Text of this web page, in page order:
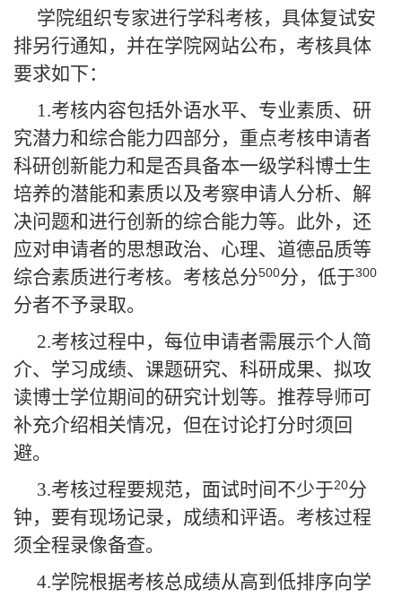
学院组织专家进行学科考核，具体复试安
排另行通知，并在学院网站公布，考核具体
要求如下：
1.考核内容包括外语水平、专业素质、研
究潜力和综合能力四部分，重点考核申请者
科研创新能力和是否具备本一级学科博士生
培养的潜能和素质以及考察申请人分析、解
决问题和进行创新的综合能力等。此外，还
应对申请者的思想政治、心理、道德品质等
综合素质进行考核。考核总分500分，低于300
分者不予录取。
2.考核过程中，每位申请者需展示个人简
介、学习成绩、课题研究、科研成果、拟攻
读博士学位期间的研究计划等。推荐导师可
补充介绍相关情况，但在讨论打分时须回
避。
3.考核过程要规范，面试时间不少于20分
钟，要有现场记录，成绩和评语。考核过程
须全程录像备查。
4.学院根据考核总成绩从高到低排序向学